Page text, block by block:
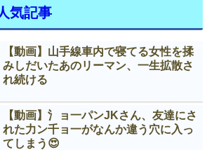
気記事
【動画】山手線車内で寝てる女性を揉
みしだいたあのリーマン、一生拡散さ
れ続ける
【動画】氵ョ一パンJKさん、友達にさ
れた力ン千ョ一がなんか違う穴に入っ
てしまう😍